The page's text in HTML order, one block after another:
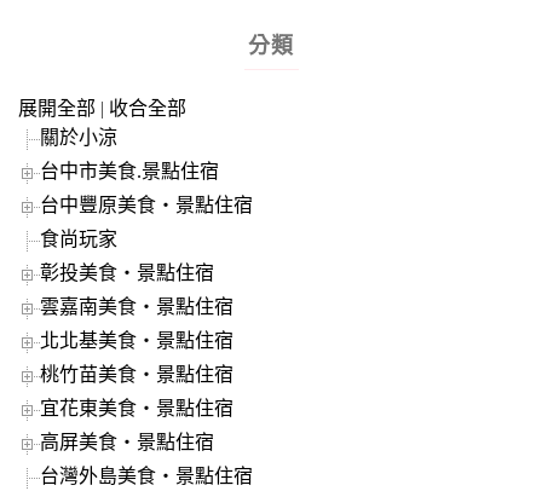
分類
展開全部 | 收合全部
關於小涼
台中市美食.景點住宿
台中豐原美食‧景點住宿
食尚玩家
彰投美食‧景點住宿
雲嘉南美食‧景點住宿
北北基美食‧景點住宿
桃竹苗美食‧景點住宿
宜花東美食‧景點住宿
高屏美食‧景點住宿
台灣外島美食‧景點住宿